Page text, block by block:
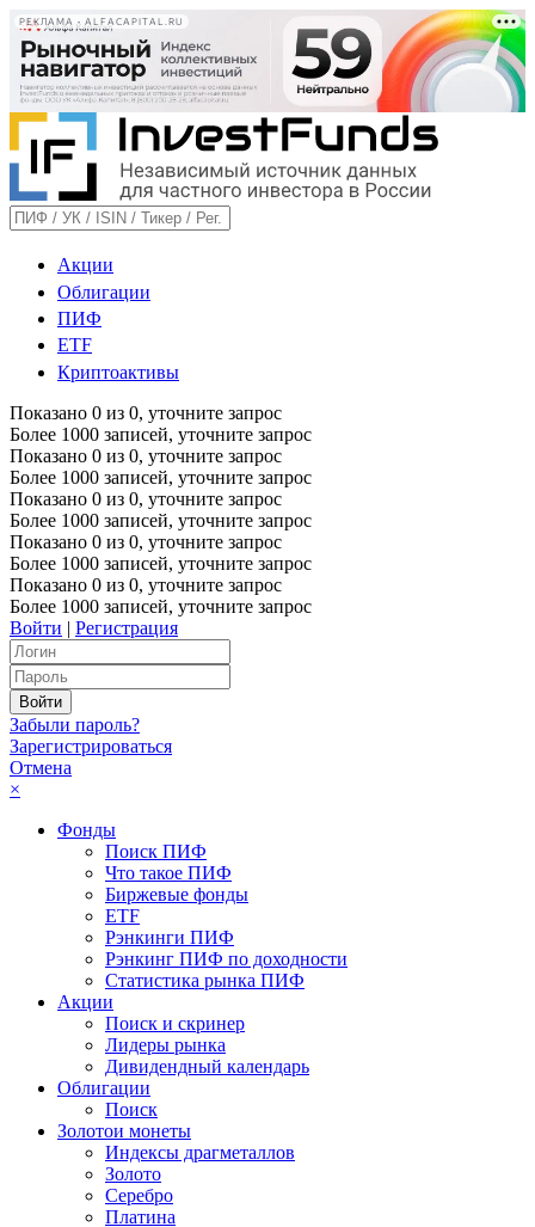
РЕКЛАМА • ALFACAPITAL.RU
Акции
Облигации
ПИФ
ETF
Криптоактивы
Показано 0 из 0, уточните запрос
Более 1000 записей, уточните запрос
Показано 0 из 0, уточните запрос
Более 1000 записей, уточните запрос
Показано 0 из 0, уточните запрос
Более 1000 записей, уточните запрос
Показано 0 из 0, уточните запрос
Более 1000 записей, уточните запрос
Показано 0 из 0, уточните запрос
Более 1000 записей, уточните запрос
Войти | Регистрация
Забыли пароль?
Зарегистрироваться
Отмена
×
Фонды
Поиск ПИФ
Что такое ПИФ
Биржевые фонды
ETF
Рэнкинги ПИФ
Рэнкинг ПИФ по доходности
Статистика рынка ПИФ
Акции
Поиск и скринер
Лидеры рынка
Дивидендный календарь
Облигации
Поиск
Золотои монеты
Индексы драгметаллов
Золото
Серебро
Платина